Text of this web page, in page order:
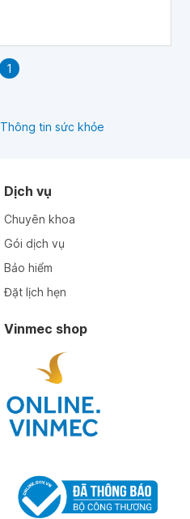
1
Thông tin sức khỏe
Dịch vụ
Chuyên khoa
Gói dịch vụ
Bảo hiểm
Đặt lịch hẹn
Vinmec shop